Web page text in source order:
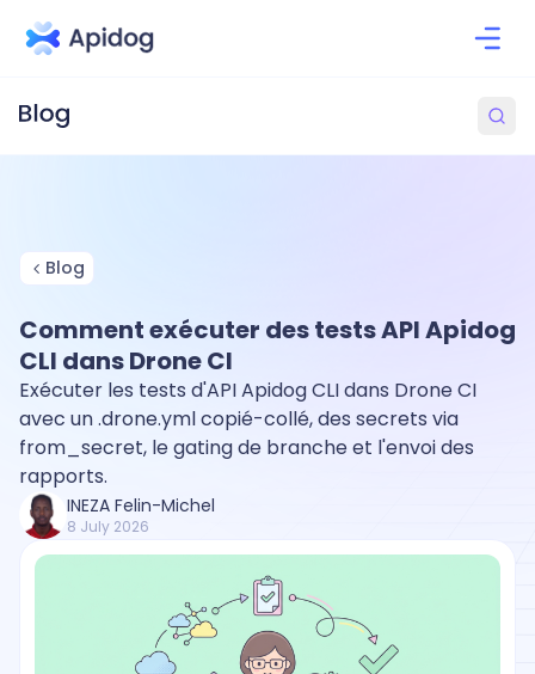
Blog
Comment exécuter des tests API Apidog
CLI dans Drone CI
Exécuter les tests d'API Apidog CLI dans Drone CI
avec un .drone.yml copié-collé, des secrets via
from_secret, le gating de branche et l'envoi des
rapports.
INEZA Felin-Michel
8 July 2026